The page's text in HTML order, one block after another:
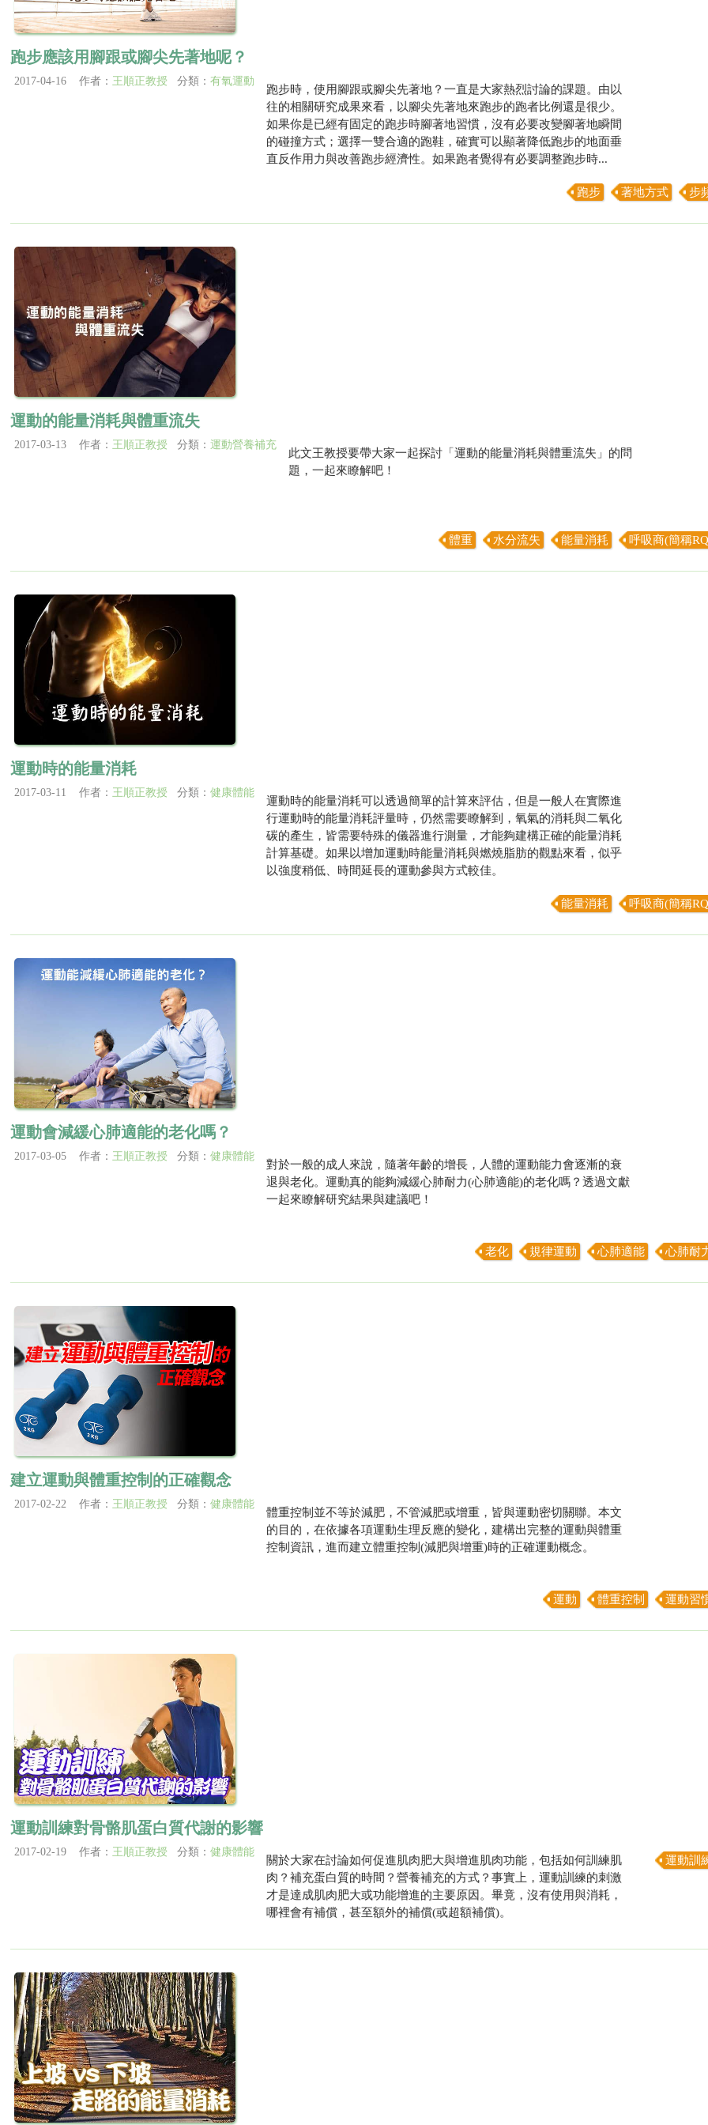
跑步應該用腳跟或腳尖先著地呢？
2017-04-16 作者： 王順正教授 分類： 有氧運動
跑步時，使用腳跟或腳尖先著地？一直是大家熱烈討論的課題。由以
往的相關研究成果來看，以腳尖先著地來跑步的跑者比例還是很少。
如果你是已經有固定的跑步時腳著地習慣，沒有必要改變腳著地瞬間
的碰撞方式；選擇一雙合適的跑鞋，確實可以顯著降低跑步的地面垂
直反作用力與改善跑步經濟性。如果跑者覺得有必要調整跑步時...
跑步 著地方式 步
運動的能量消耗與體重流失
2017-03-13 作者： 王順正教授 分類： 運動營養補充
此文王教授要帶大家一起探討「運動的能量消耗與體重流失」的問
題，一起來瞭解吧！
體重 水分流失 能量消耗 呼吸商(簡稱
運動時的能量消耗
2017-03-11 作者： 王順正教授 分類： 健康體能
運動時的能量消耗可以透過簡單的計算來評估，但是一般人在實際進
行運動時的能量消耗評量時，仍然需要瞭解到，氧氣的消耗與二氧化
碳的產生，皆需要特殊的儀器進行測量，才能夠建構正確的能量消耗
計算基礎。如果以增加運動時能量消耗與燃燒脂肪的觀點來看，似乎
以強度稍低、時間延長的運動參與方式較佳。
能量消耗 呼吸商(簡稱
運動會減緩心肺適能的老化嗎？
2017-03-05 作者： 王順正教授 分類： 健康體能
對於一般的成人來說，隨著年齡的增長，人體的運動能力會逐漸的衰
退與老化。運動真的能夠減緩心肺耐力(心肺適能)的老化嗎？透過文獻
一起來瞭解研究結果與建議吧！
老化 規律運動 心肺適能 心肺耐
建立運動與體重控制的正確觀念
2017-02-22 作者： 王順正教授 分類： 健康體能
體重控制並不等於減肥，不管減肥或增重，皆與運動密切關聯。本文
的目的，在依據各項運動生理反應的變化，建構出完整的運動與體重
控制資訊，進而建立體重控制(減肥與增重)時的正確運動概念。
運動 體重控制 運動習
運動訓練對骨骼肌蛋白質代謝的影響
2017-02-19 作者： 王順正教授 分類： 健康體能
關於大家在討論如何促進肌肉肥大與增進肌肉功能，包括如何訓練肌
肉？補充蛋白質的時間？營養補充的方式？事實上，運動訓練的刺激
才是達成肌肉肥大或功能增進的主要原因。畢竟，沒有使用與消耗，
哪裡會有補償，甚至額外的補償(或超額補償)。
運動訓